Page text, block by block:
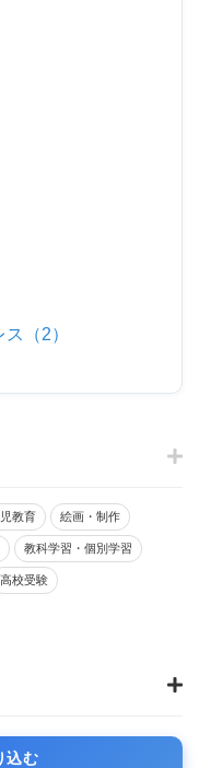
（2）
教育 絵画・制作
教科学習・個別学習
高校受験
込む